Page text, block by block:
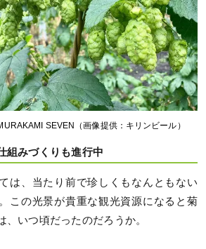
SEVEN（画像提供：キリンビール）
組みづくりも進行中
は、当たり前で珍しくもなんともない
この光景が貴重な観光資源になると菊
、いつ頃だったのだろうか。